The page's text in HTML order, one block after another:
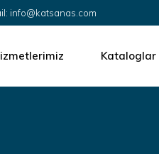
info@katsanas.com
Kataloglar
Cerrahi
OEM Üretimi
Ürün Tasarımı